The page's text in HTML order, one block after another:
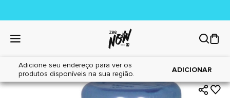
Adicione seu endereço para ver os
produtos disponíveis na sua região.
ADICIONAR
Home|Cães|Acessórios